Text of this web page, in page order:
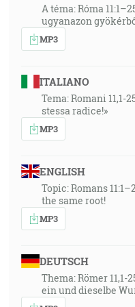
nad každým živým
1:28]
A či to dokonca
napísané, že oráč je
mláti, má na svojej
9:10]
39:51
A Bôh videl všetko,
dobré.[1M 1:31]
40:59
všetci budeme
zatrúbení poslednej
A téma: Róma
ugyanazon
MP3
ITALIANO
Tema: Romani 11,1-
stessa radice!»
MP3
ENGLISH
Topic: Romans
the same root!
MP3
DEUTSCH
Thema: Römer
ein und dieselbe